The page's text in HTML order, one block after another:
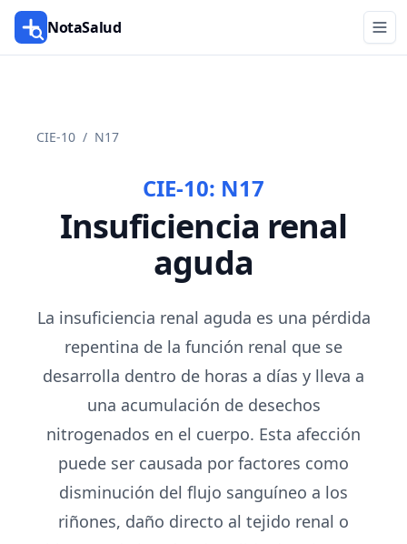
NotaSalud
CIE-10 / N17
CIE-10: N17
Insuficiencia renal
aguda
La insuficiencia renal aguda es una pérdida
repentina de la función renal que se
desarrolla dentro de horas a días y lleva a
una acumulación de desechos
nitrogenados en el cuerpo. Esta afección
puede ser causada por factores como
disminución del flujo sanguíneo a los
riñones, daño directo al tejido renal o